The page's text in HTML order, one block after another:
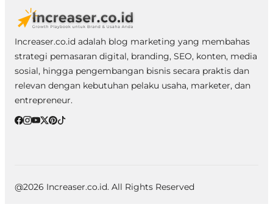
Increaser.co.id adalah blog marketing yang membahas
strategi pemasaran digital, branding, SEO, konten, media
sosial, hingga pengembangan bisnis secara praktis dan
relevan dengan kebutuhan pelaku usaha, marketer, dan
entrepreneur.
@2026 Increaser.co.id. All Rights Reserved